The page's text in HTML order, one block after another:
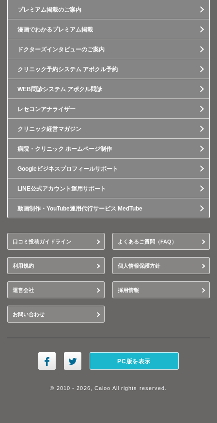
プレミアム掲載のご案内
漫画でわかるプレミアム掲載
ドクターズインタビューのご案内
クリニック予約システム アポクル予約
WEB問診システム アポクル問診
レセコンアナライザー
クリニック経営マガジン
病院・クリニック ホームページ制作
Googleビジネスプロフィールサポート
LINE公式アカウント運用サポート
動画制作・YouTube運用代行サービス MedTube
口コミ投稿ガイドライン よくあるご質問（FAQ）
利用規約 個人情報保護方針
運営会社 採用情報
お問い合わせ
PC版を表示
© 2010 - 2026, Caloo All rights reserved.